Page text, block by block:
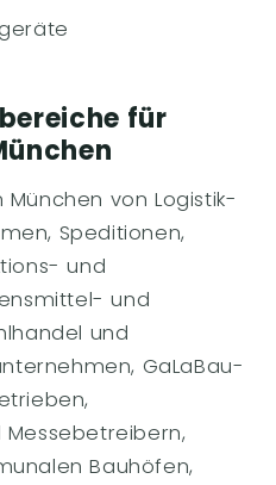
für
von Logistik-
Speditionen,
und
und
und
GaLaBau-
Bauhöfen,